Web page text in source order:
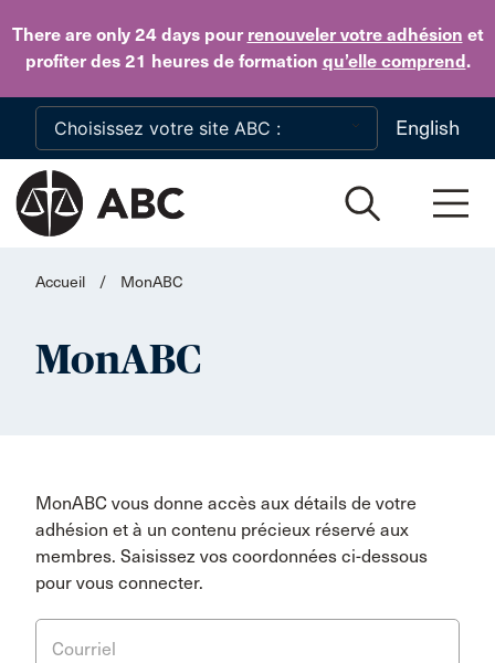
There are only 24 dayspour renouveler votre adhésion et
profiter des 21 heures de formation qu’elle comprend.
Skip to main content
English
Accueil / MonABC
MonABC
MonABC vous donne accès aux détails de votre
adhésion et à un contenu précieux réservé aux
membres. Saisissez vos coordonnées ci-dessous
pour vous connecter.
Courriel